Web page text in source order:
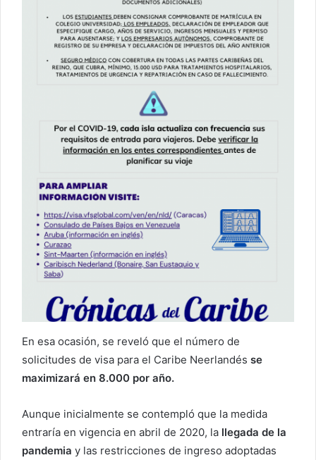
En esa ocasión, se reveló que el número de
solicitudes de visa para el Caribe Neerlandés se
maximizará en 8.000 por año.
Aunque inicialmente se contempló que la medida
entraría en vigencia en abril de 2020, la llegada de la
pandemia y las restricciones de ingreso adoptadas